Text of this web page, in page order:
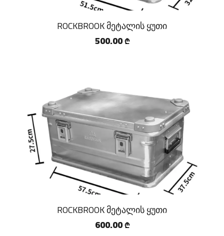
ROCKBROOK მეტალის ყუთი
500.00 ₾
ROCKBROOK მეტალის ყუთი
600.00 ₾